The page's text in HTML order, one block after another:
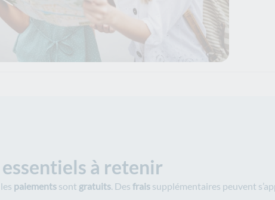
à retenir
paiements sont gratuits. Des frais supplémentaires peuvent